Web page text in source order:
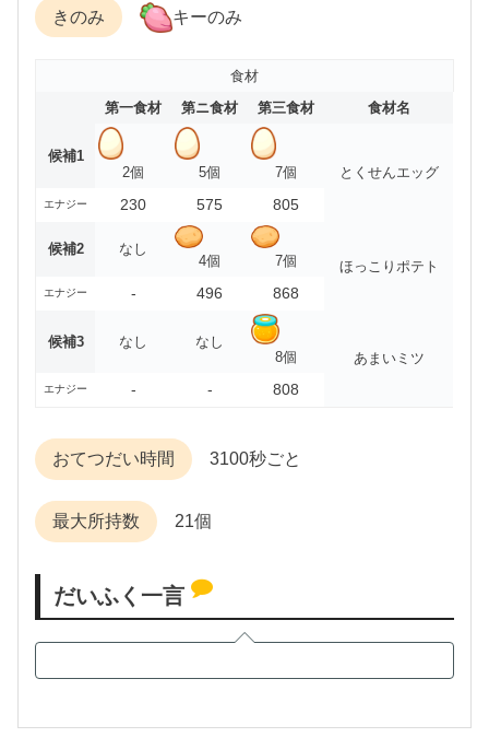
きのみ キーのみ
食材
第一食材
第ニ食材 第三食材 食材名
候補1
2個
5個 7個 とくせんエッグ
エナジー 230 575 805
候補2 なし
4個 7個 ほっこりポテト
エナジー - 496 868
候補3 なし
なし
8個
あまいミツ
エナジー - - 808
おてつだい時間 3100秒ごと
最大所持数 21個
だいふく一言